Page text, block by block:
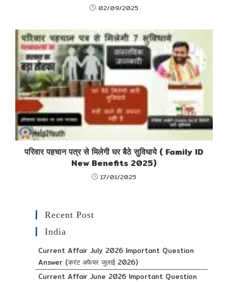
02/09/2025
परिवार पहचान पत्र से मिलेगी घर बैठे सुविधाये ( Family ID
New Benefits 2025)
17/01/2025
Recent Post
India
Current Affair July 2026 Important Question
Answer (करंट अफेयर जुलाई 2026)
Current Affair June 2026 Important Question